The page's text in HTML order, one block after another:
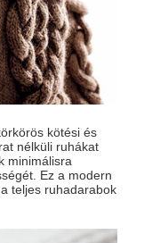
kötési és
nélküli ruhákat
minimálisra
Ez a modern
teljes ruhadarabok